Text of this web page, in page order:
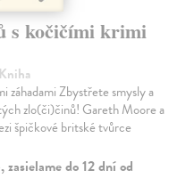
s kočičími krimi
záhadami Zbystřete smysly a
zlo(či)činů! Gareth Moore a
špičkové britské tvůrce
do 12 dní od